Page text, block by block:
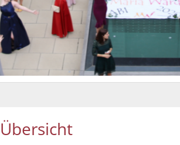
Übersicht